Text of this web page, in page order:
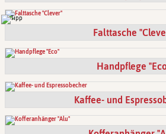
Falttasche
Handpflege
Kaffee- und